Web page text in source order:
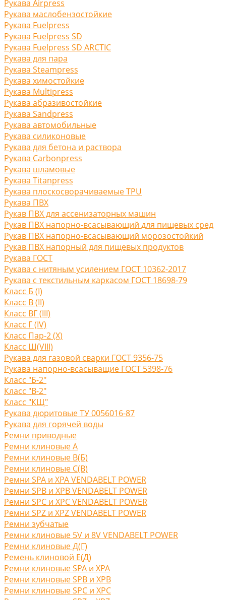
Рукава Airpress
Рукава маслобензостойкие
Рукава Fuelpress
Рукава Fuelpress SD
Рукава Fuelpress SD ARCTIC
Рукава для пара
Рукава Steampress
Рукава химостойкие
Рукава Multipress
Рукава абразивостойкие
Рукава Sandpress
Рукава автомобильные
Рукава силиконовые
Рукава для бетона и раствора
Рукава Carbonpress
Рукава шламовые
Рукава Titanpress
Рукава плоскосворачиваемые TPU
Рукава ПВХ
Рукав ПВХ для ассенизаторных машин
Рукав ПВХ напорно-всасывающий для пищевых сред
Рукав ПВХ напорно-всасывающий морозостойкий
Рукав ПВХ напорный для пищевых продуктов
Рукава ГОСТ
Рукава с нитяным усилением ГОСТ 10362-2017
Рукава с текстильным каркасом ГОСТ 18698-79
Класс Б (I)
Класс В (II)
Класс ВГ (III)
Класс Г (IV)
Класс Пар-2 (X)
Класс Ш(VIII)
Рукава для газовой сварки ГОСТ 9356-75
Рукава напорно-всасыващие ГОСТ 5398-76
Класс "Б-2"
Класс "В-2"
Класс "КЩ"
Рукава дюритовые ТУ 0056016-87
Рукава для горячей воды
Ремни приводные
Ремни клиновые A
Ремни клиновые В(Б)
Ремни клиновые С(B)
Ремни SPA и XPA VENDABELT POWER
Ремни SPB и XPB VENDABELT POWER
Ремни SPC и XPC VENDABELT POWER
Ремни SPZ и XPZ VENDABELT POWER
Ремни зубчатые
Ремни клиновые 5V и 8V VENDABELT POWER
Ремни клиновые Д(Г)
Ремень клиновой Е(Д)
Ремни клиновые SPA и XPA
Ремни клиновые SPB и XPB
Ремни клиновые SPC и XPC